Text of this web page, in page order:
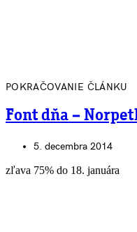
POKRAČOVANIE ČLÁNKU
Font dňa –
5. decembra 2014
zľava 75% do 18. januára